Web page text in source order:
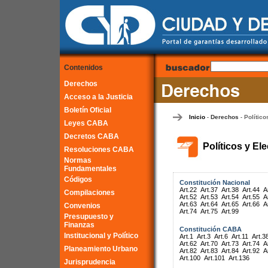
Contenidos
Derechos
Acceso a la Justicia
Boletín Oficial
Leyes CABA
Decretos CABA
Resoluciones CABA
Normas
Fundamentales
Códigos
Compilaciones
Convenios
Presupuesto y
Finanzas
Institucional y Político
Planeamiento Urbano
Jurisprudencia
Inicio- Derechos -
Políticos y
Constitución Nacional
Art.22 Art.37 Art.38 Art.44
Art.52 Art.53 Art.54 Art.55
Art.63 Art.64 Art.65 Art.66
Art.74 Art.75 Art.99
Constitución CABA
Art.1
Art.3 Art.6 Art.11
Art.62 Art.70 Art.73 Art.74
Art.82 Art.83 Art.84 Art.92
Art.100 Art.101 Art.136